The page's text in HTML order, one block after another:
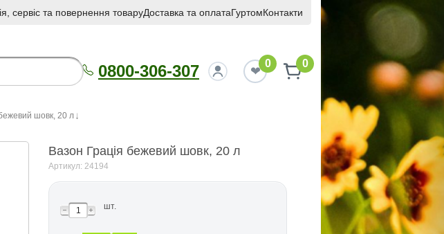
сервіс та повернення товаруДоставка та оплатаГуртомКонтакти
0800-306-307 0 0
шовк, 20 л
Вазон Грація бежевий шовк, 20 л
Артикул: 24194
шт.